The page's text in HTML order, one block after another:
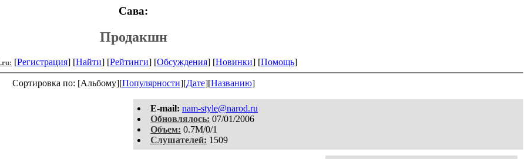
Сава:
Продакшн
[Регистрация] [Найти] [Рейтинги] [Обсуждения] [Новинки] [Помощь]
Сортировка по: [Альбому][Популярности][Дате][Названию]
E-mail: nam-style@narod.ru
Обновлялось: 07/01/2006
Объем: 0.7M/0/1
Слушателей: 1509